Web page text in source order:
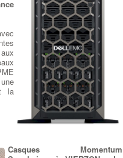
contrôleur Raid, des cartes
8644, une Carte contrôleur
Carte contrôleur Série RS-232
soundblaster 5.1 ou 7.1,
Ethernet gigabit et cartes Wi-Fi
Ajouter ou Remplacer un
lecteur - Graveur cd dvd
Rajout ou Réparation lecteurs
DC/DVD: Pour la lecture et la
gravure de tous vos médias
des lecteurs et graveurs
la
Casques Momentum